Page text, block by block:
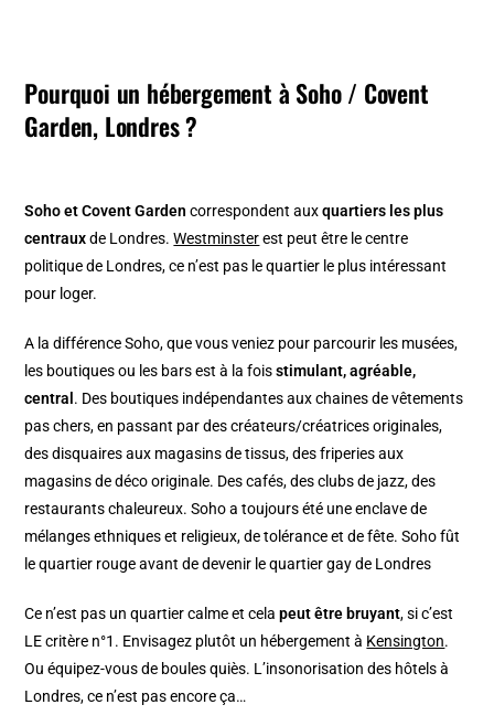
Pourquoi un hébergement à Soho / Covent
Garden, Londres ?
Soho et Covent Garden correspondent auxquartiers les plus
centrauxde Londres.Westminsterest peut être le centre
politique de Londres, ce n’est pas le quartier le plus intéressant
pour loger.
A la différence Soho, que vous veniez pour parcourir les musées,
les boutiques ou les bars est à la foisstimulant, agréable,
central . Des boutiques indépendantes aux chaines de vêtements
pas chers, en passant par des créateurs/créatrices originales,
des disquaires aux magasins de tissus, des friperies aux
magasins de déco originale. Des cafés, des clubs de jazz, des
restaurants chaleureux. Soho a toujours été une enclave de
mélanges ethniques et religieux, de tolérance et de fête. Soho fût
le quartier rouge avant de devenir le quartier gay de Londres
Ce n’est pas un quartier calme et celapeut être bruyant, si c’est
LE critère n°1. Envisagez plutôt un hébergement à Kensington.
Ou équipez-vous de boules quiès. L’insonorisation des hôtels à
Londres, ce n’est pas encore ça…